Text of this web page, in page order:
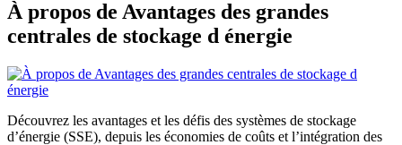
À propos de Avantages des grandes
centrales de stockage d énergie
Découvrez les avantages et les défis des systèmes de stockage
d’énergie (SSE), depuis les économies de coûts et l’intégration des